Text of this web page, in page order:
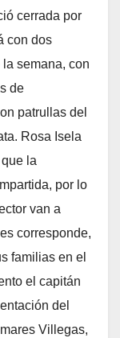
cerrada por
con dos
semana, con
de
patrullas del
Rosa Isela
la
por lo
van a
corresponde,
familias en el
el capitán
del
Villegas,